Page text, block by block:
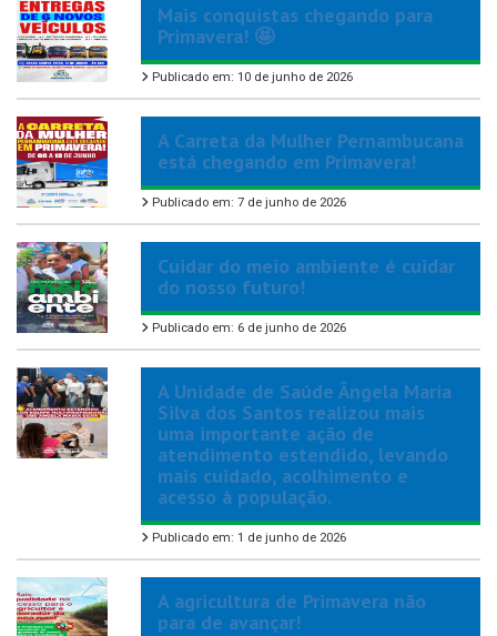
Mais conquistas chegando para
Primavera! 🤩
Publicado em: 10 de junho de 2026
A Carreta da Mulher Pernambucana
está chegando em Primavera!
Publicado em: 7 de junho de 2026
Cuidar do meio ambiente é cuidar
do nosso futuro!
Publicado em: 6 de junho de 2026
A Unidade de Saúde Ângela Maria
Silva dos Santos realizou mais
uma importante ação de
atendimento estendido, levando
mais cuidado, acolhimento e
acesso à população.
Publicado em: 1 de junho de 2026
A agricultura de Primavera não
para de avançar!